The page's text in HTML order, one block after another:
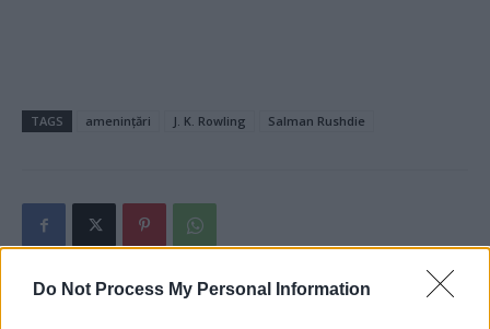
Do Not Process My Personal Information
TAGS amenințări J. K. Rowling Salman Rushdie